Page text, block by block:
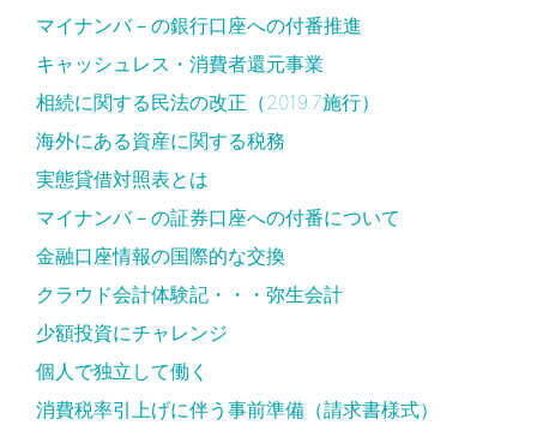
マイナンバ－の銀行口座への付番推進
キャッシュレス・消費者還元事業
相続に関する民法の改正（2019.7施行）
海外にある資産に関する税務
実態貸借対照表とは
マイナンバ－の証券口座への付番について
金融口座情報の国際的な交換
クラウド会計体験記・・・弥生会計
少額投資にチャレンジ
個人で独立して働く
消費税率引上げに伴う事前準備（請求書様式）